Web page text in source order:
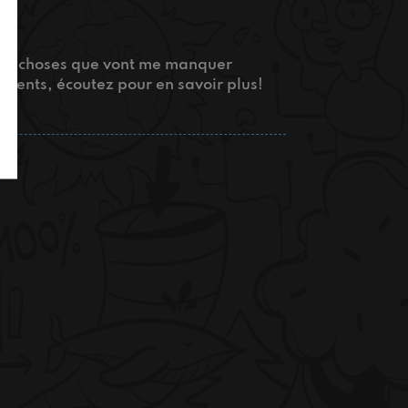
choses que vont me manquer
écoutez pour en savoir plus!